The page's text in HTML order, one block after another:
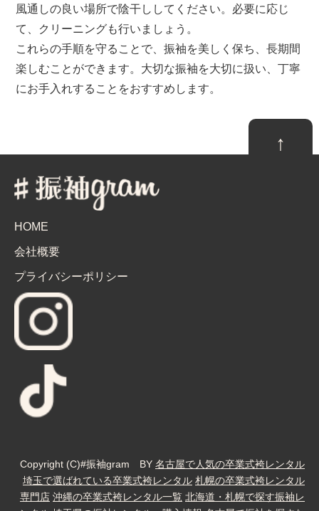
風通しの良い場所で陰干ししてください。必要に応じ
て、クリーニングも行いましょう。
これらの手順を守ることで、振袖を美しく保ち、長期間
楽しむことができます。大切な振袖を大切に扱い、丁寧
にお手入れすることをおすすめします。
↑
HOME
会社概要
プライバシーポリシー
Copyright (C)#振袖gram BY 名古屋で人気の卒業式袴レンタル
埼玉で選ばれている卒業式袴レンタル 札幌の卒業式袴レンタル
専門店 沖縄の卒業式袴レンタル一覧 北海道・札幌で探す振袖レ